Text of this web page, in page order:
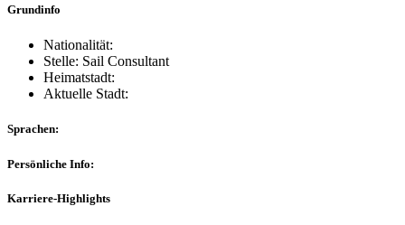
Grundinfo
Nationalität:
Stelle: Sail Consultant
Heimatstadt:
Aktuelle Stadt:
Sprachen:
Persönliche Info:
Karriere-Highlights